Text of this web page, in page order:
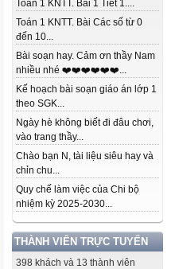
Toán 1 KNTT. Bài 1 Tiết 1....
Toán 1 KNTT. Bài Các số từ 0
đến 10...
Bài soạn hay. Cảm ơn thầy Nam
nhiều nhé ❤️❤️❤️❤️❤️❤️...
Kế hoạch bài soạn giáo án lớp 1
theo SGK...
Ngày hè không biết đi đâu chơi,
vào trang thầy...
Chào bạn N, tài liệu siêu hay và
chỉn chu...
Quy chế làm việc của Chi bộ
nhiệm kỳ 2025-2030...
THÀNH VIÊN TRỰC TUYẾN
398 khách và 13 thành viên